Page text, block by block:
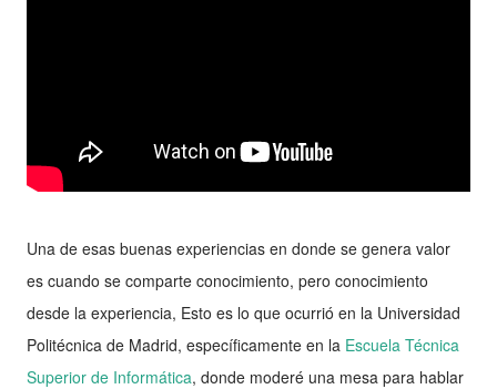
Una de esas buenas experiencias en donde se genera valor
es cuando se comparte conocimiento, pero conocimiento
desde la experiencia, Esto es lo que ocurrió en la Universidad
Politécnica de Madrid, específicamente en la Escuela Técnica
Superior de Informática, donde moderé una mesa para hablar